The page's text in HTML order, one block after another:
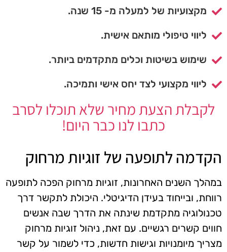
מקצועיות של למעלה מ- 15 שנה.
ליווי טיפולי מותאם אישית.
שימוש בשיטות וכלים מתקדמים ביותר.
ליווי מקצועי לצד יחס אישי ותמיכה.
לקבלת הצעת מחיר שלא תוכלו לסרב
כתבו לנו כבר היום!
הקדמה לתופעה של זוגיות מרחוק
במהלך השנים האחרונות, זוגיות מרחוק הפכה לתופעה
רווחת, ובייחוד בעידן הדיגיטלי. היכולת לתקשר דרך
טכנולוגיה מתקדמת שינתה את הדרך שבה אנשים
חווים קשרים רגשיים. עם זאת, ניהול זוגיות מרחוק
מצריך מיומנויות וגישות חדשות, כדי לשמור על קשר